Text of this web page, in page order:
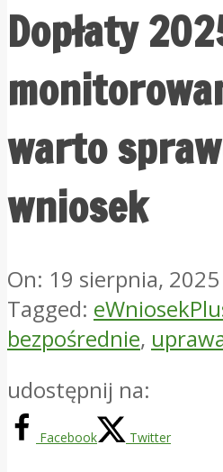
Dopłaty
warto
wniosek
On: 19 sierpnia, 2025
Tagged:
bezpośrednie,
udostępnij na:
Facebook Twitter